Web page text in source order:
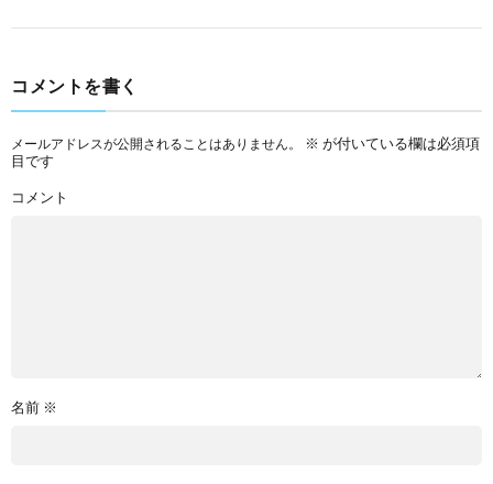
コメントを書く
メールアドレスが公開されることはありません。 ※ が付いている欄は必須項
目です
コメント
名前 ※